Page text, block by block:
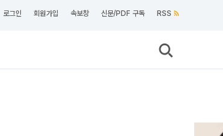
로그인 회원가입 속보창 신문/PDF 구독 RSS